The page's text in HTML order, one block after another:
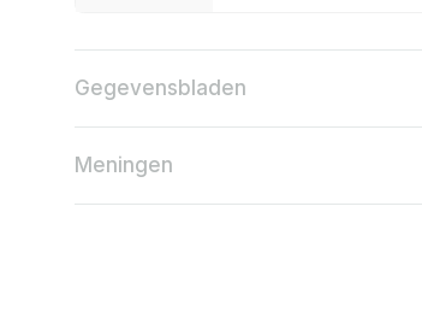
Gegevensbladen
Meningen